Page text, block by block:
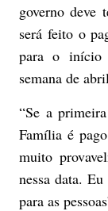
governo deve
será feito o
para o início
semana de
“Se a
Família é
muito
nessa data.
para as